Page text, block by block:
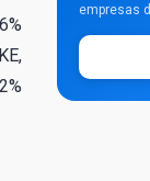
empresas